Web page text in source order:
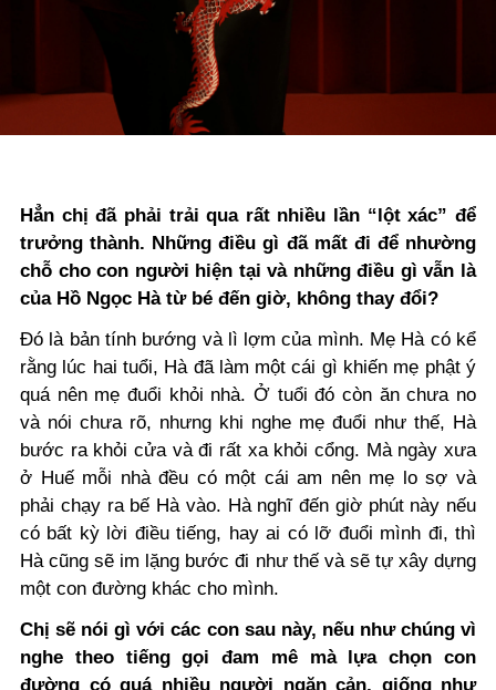
Hẳn chị đã phải trải qua rất nhiều lần “lột xác” để
trưởng thành. Những điều gì đã mất đi để nhường
chỗ cho con người hiện tại và những điều gì vẫn là
của Hồ Ngọc Hà từ bé đến giờ, không thay đổi?
Đó là bản tính bướng và lì lợm của mình. Mẹ Hà có kể
rằng lúc hai tuổi, Hà đã làm một cái gì khiến mẹ phật ý
quá nên mẹ đuổi khỏi nhà. Ở tuổi đó còn ăn chưa no
và nói chưa rõ, nhưng khi nghe mẹ đuổi như thế, Hà
bước ra khỏi cửa và đi rất xa khỏi cổng. Mà ngày xưa
ở Huế mỗi nhà đều có một cái am nên mẹ lo sợ và
phải chạy ra bế Hà vào. Hà nghĩ đến giờ phút này nếu
có bất kỳ lời điều tiếng, hay ai có lỡ đuổi mình đi, thì
Hà cũng sẽ im lặng bước đi như thế và sẽ tự xây dựng
một con đường khác cho mình.
Chị sẽ nói gì với các con sau này, nếu như chúng vì
nghe theo tiếng gọi đam mê mà lựa chọn con
đường có quá nhiều người ngăn cản, giống như